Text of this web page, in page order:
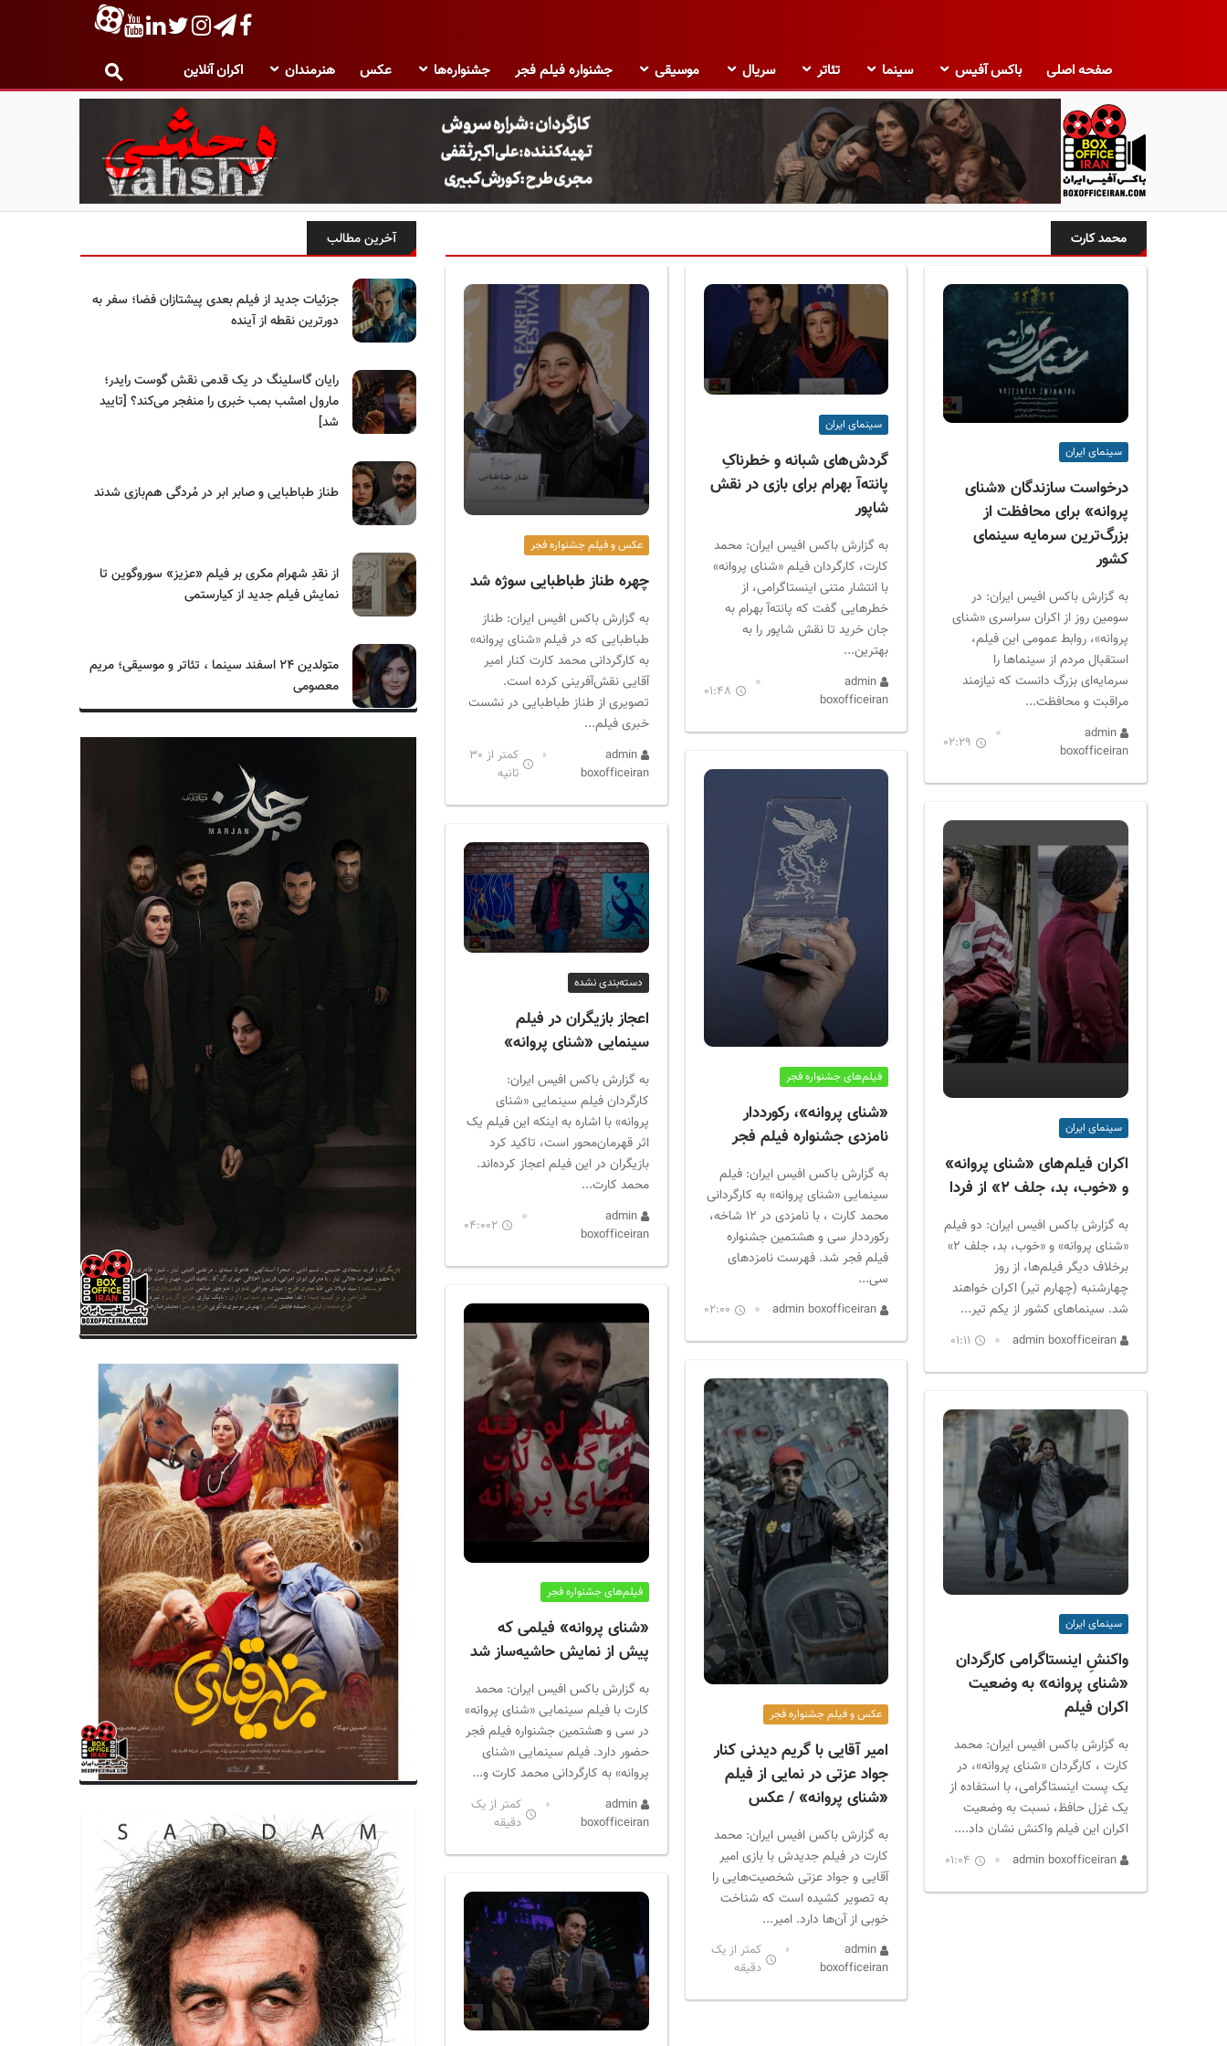
صفحه اصلی باکس آفیس سینما تئاتر سریال موسیقی جشنواره فیلم فجر جشنواره‌ها عکس هنرمندان اکران آنلاین
ب
ک
س
محمد کارت
سینمای ایران
درخواست سازندگان «شنای
پروانه» برای محافظت از
بزرگ‌ترین سرمایه سینمای
کشور
به گزارش باکس افیس ایران: در
سومین روز از اکران سراسری «شنای
پروانه»، روابط عمومی این فیلم،
استقبال مردم از سینماها را
سرمایه‌ای بزرگ دانست که نیازمند
مراقبت و محافظت...
admin
boxofficeiran
02:29
سینمای ایران
اکران فیلم‌های «شنای پروانه»
و «خوب، بد، جلف ۲» از فردا
به گزارش باکس افیس ایران: دو فیلم
«شنای پروانه» و «خوب، بد، جلف ۲»
برخلاف دیگر فیلم‌ها، از روز
چهارشنبه (چهارم تیر) اکران خواهند
شد. سینما‌های کشور از یکم تیر...
01:11
سینمای ایران
واکنشِ اینستاگرامی کارگردان
«شنای پروانه» به وضعیت
اکران فیلم
به گزارش باکس افیس ایران: محمد
کارت ، کارگردان «شنای پروانه»، در
یک پست اینستاگرامی، با استفاده از
یک غزل حافظ، نسبت به وضعیت
اکران این فیلم واکنش نشان داد....
01:04
سینمای ایران
گردش‌های شبانه و خطرناکِ
پانته‌آ بهرام برای بازی در نقش
شاپور
به گزارش باکس افیس ایران: محمد
کارت، کارگردان فیلم «شنای پروانه»
با انتشار متنی اینستاگرامی، از
خطرهایی گفت که پانته‌آ بهرام به
جان خرید تا نقش شاپور را به
بهترین...
admin
boxofficeiran
01:48
فیلم‌های جشنواره فجر
«شنای پروانه»، رکورددار
نامزدی جشنواره فیلم فجر
به گزارش باکس افیس ایران: فیلم
سینمایی «شنای پروانه» به کارگردانی
محمد کارت ، با نامزدی در ۱۲ شاخه،
رکورددار سی و هشتمین جشنواره
فیلم فجر شد. فهرست نامزدهای
سی...
admin boxofficeiran
02:00
عکس و فیلم جشنواره فجر
امیر آقایی با گریم دیدنی کنار
جواد عزتی در نمایی از فیلم
«شنای پروانه» / عکس
به گزارش باکس افیس ایران: محمد
کارت در فیلم جدیدش با بازی امیر
آقایی و جواد عزتی شخصیت‌هایی را
به تصویر کشیده است که شناخت
خوبی از آن‌ها دارد. امیر...
admin
boxofficeiran
کمتر از یک
دقیقه
عکس و فیلم جشنواره فجر
چهره طناز طباطبایی سوژه شد
به گزارش باکس افیس ایران: طناز
طباطبایی که در فیلم «شنای پروانه»
به کارگردانی محمد کارت کنار امیر
آقایی نقش‌آفرینی کرده است.
تصویری از طناز طباطبایی در نشست
خبری فیلم...
admin
boxofficeiran
کمتر از 30
ثانیه
دسته‌بندی نشده
اعجاز بازیگران در فیلم
سینمایی «شنای پروانه»
به گزارش باکس افیس ایران:
کارگردان فیلم سینمایی «شنای
پروانه» با اشاره به اینکه این فیلم یک
اثر قهرمان‌محور است، تاکید کرد
بازیگران در این فیلم اعجاز کرده‌اند.
محمد کارت...
admin
boxofficeiran
04:002
فیلم‌های جشنواره فجر
«شنای پروانه» فیلمی که
پیش از نمایش حاشیه‌ساز شد
به گزارش باکس افیس ایران: محمد
کارت با فیلم سینمایی «شنای پروانه»
در سی و هشتمین جشنواره فیلم فجر
حضور دارد. فیلم سینمایی «شنای
پروانه» به کارگردانی محمد کارت و...
admin
boxofficeiran
کمتر از یک
دقیقه
آخرین مطالب
جزئیات جدید از فیلم بعدی پیشتازان فضا؛ سفر به
دورترین نقطه از آینده
رایان گاسلینگ در یک قدمی نقش گوست رایدر؛
مارول امشب بمب خبری را منفجر می‌کند؟ [تایید
شد]
طناز طباطبایی و صابر ابر در مُردگی هم‌بازی شدند
از نقدِ شهرام مکری بر فیلم «عزیز» سوروگوین تا
نمایش فیلم جدید از کیارستمی
متولدین ۲۴ اسفند سینما ، تئاتر و موسیقی؛ مریم
معصومی